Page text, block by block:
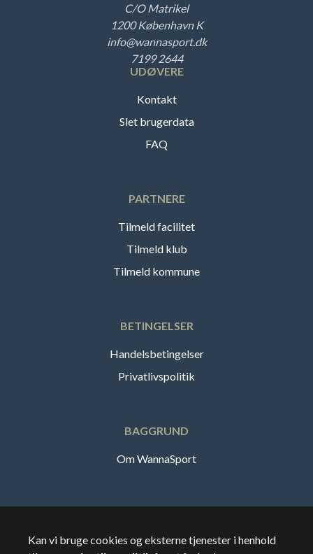
C/O Matrikel
1200 København K
info@wannasport.dk
7199 2644
UDØVERE
Kontakt
Slet brugerdata
FAQ
PARTNERE
Tilmeld facilitet
Tilmeld klub
Tilmeld kommune
BETINGELSER
Handelsbetingelser
Privatlivspolitik
BAGGRUND
Om WannaSport
Kan vi bruge cookies og eksterne tjenester i henhold